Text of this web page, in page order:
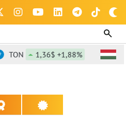
TON 1,36$ +1,88% DOT